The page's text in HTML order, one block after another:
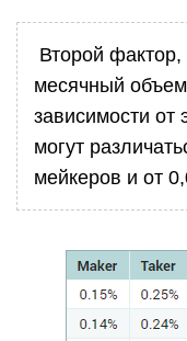
Второй
месячный
зависимости от
могут
мейкеров и от